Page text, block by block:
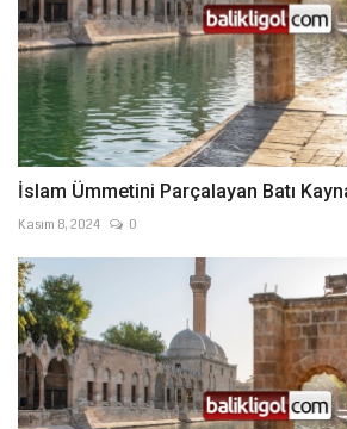
İslam Ümmetini Parçalayan Batı
Kasım 8, 2024 0